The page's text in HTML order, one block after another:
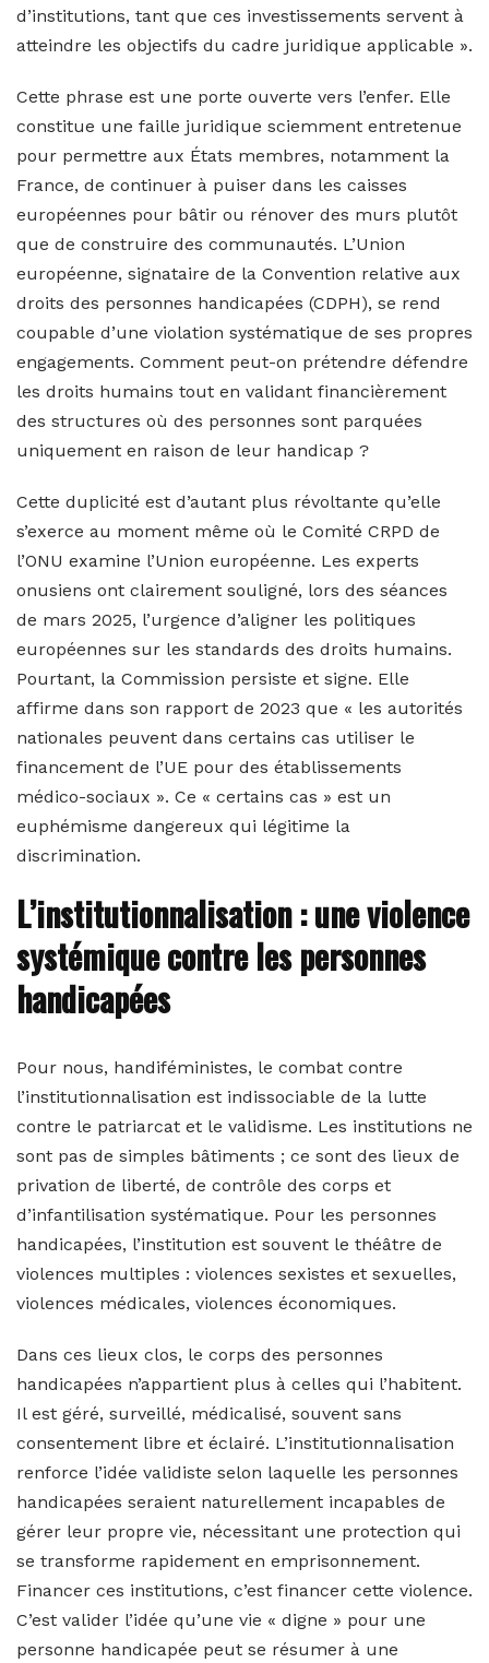
d’institutions, tant que ces investissements servent à
atteindre les objectifs du cadre juridique applicable ».
Cette phrase est une porte ouverte vers l’enfer. Elle
constitue une faille juridique sciemment entretenue
pour permettre aux États membres, notamment la
France, de continuer à puiser dans les caisses
européennes pour bâtir ou rénover des murs plutôt
que de construire des communautés. L’Union
européenne, signataire de la Convention relative aux
droits des personnes handicapées (CDPH), se rend
coupable d’une violation systématique de ses propres
engagements. Comment peut-on prétendre défendre
les droits humains tout en validant financièrement
des structures où des personnes sont parquées
uniquement en raison de leur handicap ?
Cette duplicité est d’autant plus révoltante qu’elle
s’exerce au moment même où le Comité CRPD de
l’ONU examine l’Union européenne. Les experts
onusiens ont clairement souligné, lors des séances
de mars 2025, l’urgence d’aligner les politiques
européennes sur les standards des droits humains.
Pourtant, la Commission persiste et signe. Elle
affirme dans son rapport de 2023 que « les autorités
nationales peuvent dans certains cas utiliser le
financement de l’UE pour des établissements
médico-sociaux ». Ce « certains cas » est un
euphémisme dangereux qui légitime la
discrimination.
L’institutionnalisation : une violence
systémique contre les personnes
handicapées
Pour nous, handiféministes, le combat contre
l’institutionnalisation est indissociable de la lutte
contre le patriarcat et le validisme. Les institutions ne
sont pas de simples bâtiments ; ce sont des lieux de
privation de liberté, de contrôle des corps et
d’infantilisation systématique. Pour les personnes
handicapées, l’institution est souvent le théâtre de
violences multiples : violences sexistes et sexuelles,
violences médicales, violences économiques.
Dans ces lieux clos, le corps des personnes
handicapées n’appartient plus à celles qui l’habitent.
Il est géré, surveillé, médicalisé, souvent sans
consentement libre et éclairé. L’institutionnalisation
renforce l’idée validiste selon laquelle les personnes
handicapées seraient naturellement incapables de
gérer leur propre vie, nécessitant une protection qui
se transforme rapidement en emprisonnement.
Financer ces institutions, c’est financer cette violence.
C’est valider l’idée qu’une vie « digne » pour une
personne handicapée peut se résumer à une